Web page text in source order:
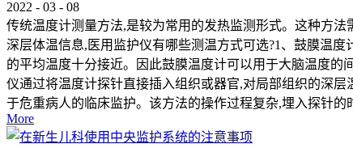
2022 - 03 - 08
传统温度计测量方法,是较为常用的发热监测形式。这种方
深层体温信息,医用监护仪有哪些测温方式可选?1、鼓膜温
的平均温度十分接近。因此鼓膜温度计可以用于大脑温度
仪通过将温度计探针直接插入组织或器官,对局部组织的深
于危重病人的临床监护。该方法的操作过程复杂,埋入探针
More